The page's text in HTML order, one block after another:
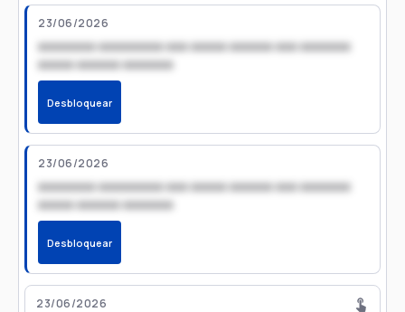
23/06/2026
xxxxxxxx xxxxxxxxx xxx xxxxx xxxxxx xxx xxxxxxx
xxxxx xxxxxx xxxxxxx
Desbloquear
23/06/2026
xxxxxxxx xxxxxxxxx xxx xxxxx xxxxxx xxx xxxxxxx
xxxxx xxxxxx xxxxxxx
Desbloquear
23/06/2026